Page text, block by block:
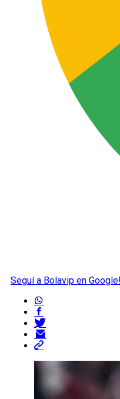
Seguí a Bolavip en Google!